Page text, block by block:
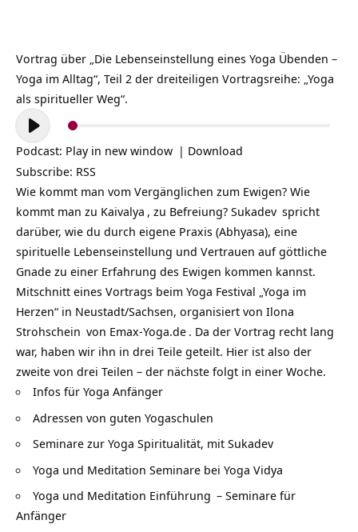
Vortrag über „Die Lebenseinstellung eines Yoga Übenden –
Yoga im Alltag“, Teil 2 der dreiteiligen Vortragsreihe: „Yoga
als spiritueller Weg“.
Audio-
Player
Podcast: Play in new window | Download
Subscribe: RSS
Wie kommt man vom Vergänglichen zum Ewigen? Wie
kommt man zu Kaivalya , zu Befreiung? Sukadev spricht
darüber, wie du durch eigene Praxis (Abhyasa), eine
spirituelle Lebenseinstellung und Vertrauen auf göttliche
Gnade zu einer Erfahrung des Ewigen kommen kannst.
Mitschnitt eines Vortrags beim Yoga Festival „Yoga im
Herzen“ in Neustadt/Sachsen, organisiert von Ilona
Strohschein von Emax-Yoga.de . Da der Vortrag recht lang
war, haben wir ihn in drei Teile geteilt. Hier ist also der
zweite von drei Teilen – der nächste folgt in einer Woche.
Infos für Yoga Anfänger
Adressen von guten Yogaschulen
Seminare zur Yoga Spiritualität, mit Sukadev
Yoga und Meditation Seminare bei Yoga Vidya
Yoga und Meditation Einführung – Seminare für
Anfänger